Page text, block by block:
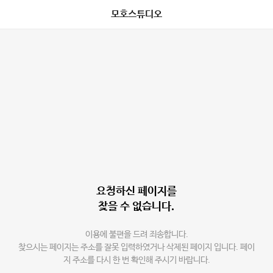
모호스튜디오
요청하신 페이지를
찾을 수 없습니다.
이용에 불편을 드려 죄송합니다.
찾으시는 페이지는 주소를 잘못 입력하였거나 삭제된 페이지 입니다. 페이
지 주소를 다시 한 번 확인해 주시기 바랍니다.